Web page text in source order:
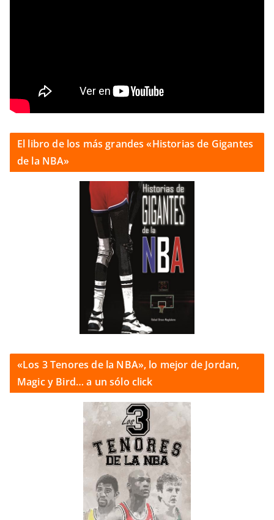
El libro de los más grandes «Historias de Gigantes
de la NBA»
«Los 3 Tenores de la NBA», lo mejor de Jordan,
Magic y Bird… a un sólo click